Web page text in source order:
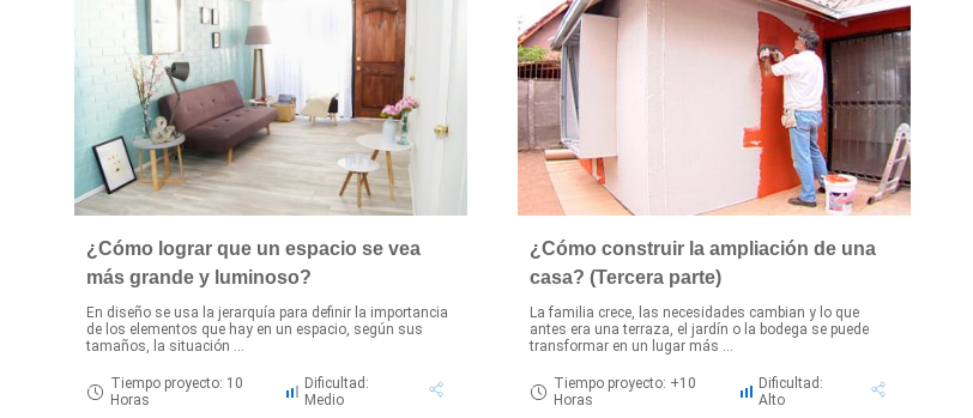
¿Cómo lograr que un espacio se vea
más grande y luminoso?
En diseño se usa la jerarquía para definir la importancia
de los elementos que hay en un espacio, según sus
tamaños, la situación ...
Tiempo proyecto: 10
Horas
Dificultad:
Medio
¿Cómo construir la ampliación de una
casa? (Tercera parte)
La familia crece, las necesidades cambian y lo que
antes era una terraza, el jardín o la bodega se puede
transformar en un lugar más ...
Tiempo proyecto: +10
Horas
Dificultad:
Alto